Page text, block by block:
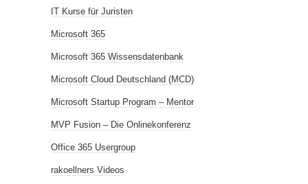
IT Kurse für Juristen
Microsoft 365
Microsoft 365 Wissensdatenbank
Microsoft Cloud Deutschland (MCD)
Microsoft Startup Program – Mentor
MVP Fusion – Die Onlinekonferenz
Office 365 Usergroup
rakoellners Videos